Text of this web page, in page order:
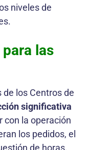
niveles de
las
los Centros de
significativa
con la operación
los pedidos, el
de horas,